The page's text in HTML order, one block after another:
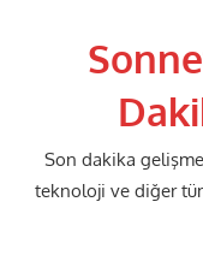
Son dakika
teknoloji ve diğer